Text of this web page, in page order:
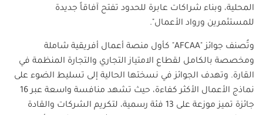
المحلية، وبناء شراكات عابرة للحدود تفتح آفاقاً جديدة
للمستثمرين ورواد الأعمال ".
وتُصنف جوائز"AFCAA"
كأول منصة أعمال أفريقية شاملة
ومخصصة بالكامل لقطاع الامتياز التجاري والتجارة المنظمة في
القارة. وتهدف الجوائز في نسختها الحالية إلى تسليط الضوء على
نماذج الأعمال الأكثر كفاءة، حيث تشهد منافسة واسعة عبر 16
جائزة تميز موزعة على 13 فئة رسمية، لتكريم الشركات والقادة